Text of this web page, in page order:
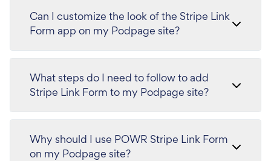
Can I customize the look of the Stripe Link
Form app on my Podpage site?
What steps do I need to follow to add
Stripe Link Form to my Podpage site?
Why should I use POWR Stripe Link Form
on my Podpage site?